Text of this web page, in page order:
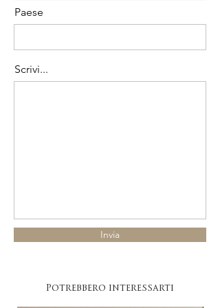
Paese
Scrivi...
Invia
Potrebbero interessarti